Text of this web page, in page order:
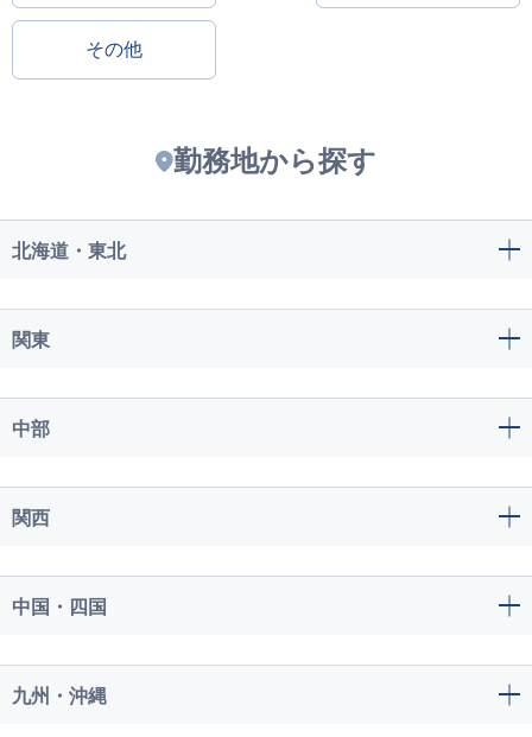
その他
勤務地から探す
北海道・東北
関東
中部
関西
中国・四国
九州・沖縄